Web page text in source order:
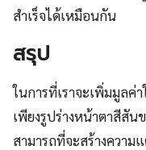
สำเร็จได้เหมือนกัน
สรุป
ในการที่เราจะเพิ่มมูลค่
เพียงรูปร่างหน้าตาสีสั
สามารถที่จะสร้างควา